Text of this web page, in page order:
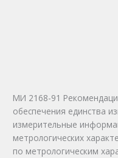
МИ 2168-91
обеспечения единства
измерительные
метрологических
по метрологическим